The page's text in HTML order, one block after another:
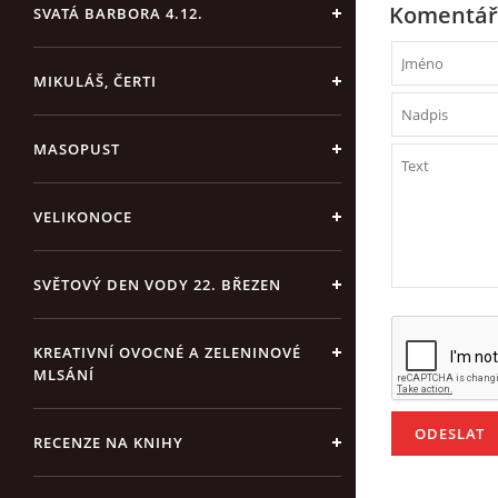
SVATÁ BARBORA 4.12.
MIKULÁŠ, ČERTI
MASOPUST
VELIKONOCE
SVĚTOVÝ DEN VODY 22. BŘEZEN
KREATIVNÍ OVOCNÉ A ZELENINOVÉ
MLSÁNÍ
RECENZE NA KNIHY